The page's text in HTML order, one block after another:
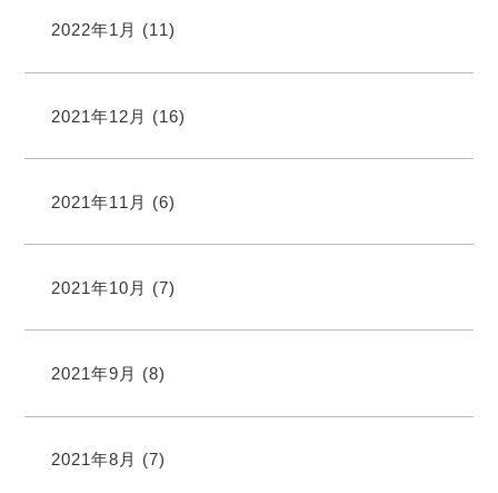
2022年1月 (11)
2021年12月 (16)
2021年11月 (6)
2021年10月 (7)
2021年9月 (8)
2021年8月 (7)